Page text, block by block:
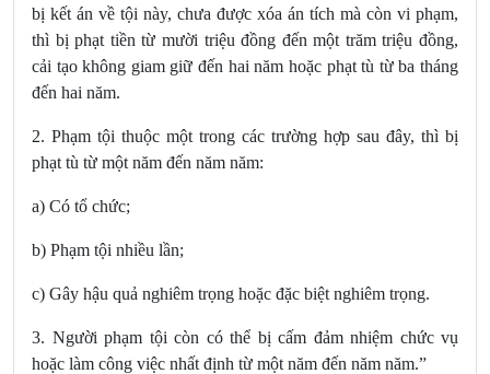
bị kết án về tội này, chưa được xóa án tích mà còn vi phạm,
thì bị phạt tiền từ mười triệu đồng đến một trăm triệu đồng,
cải tạo không giam giữ đến hai năm hoặc phạt tù từ ba tháng
đến hai năm.
2. Phạm tội thuộc một trong các trường hợp sau đây, thì bị
phạt tù từ một năm đến năm năm:
a) Có tổ chức;
b) Phạm tội nhiều lần;
c) Gây hậu quả nghiêm trọng hoặc đặc biệt nghiêm trọng.
3. Người phạm tội còn có thể bị cấm đảm nhiệm chức vụ
hoặc làm công việc nhất định từ một năm đến năm năm.”